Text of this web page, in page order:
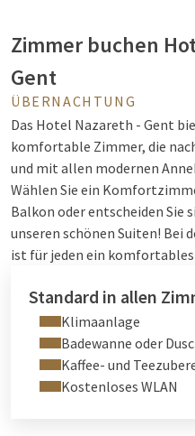
Zimmer buchen
Gent
ÜBERNACHTUNG
Das Hotel Nazareth - Gent
komfortable Zimmer, die
und mit allen modernen
Wählen Sie ein
Balkon oder entscheiden Sie
unseren schönen Suiten! Bei
ist für jeden ein
Standard in allen
Klimaanlage
Badewanne oder
Kaffee- und
Kostenloses WLAN